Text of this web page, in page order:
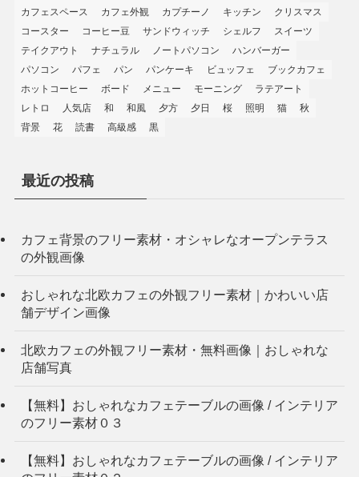
カフェスペース カフェ外観 カプチーノ キッチン
クリスマス
コースター
コーヒー豆 サンドウィッチ シェルフ
スイーツ
テイクアウト
ナチュラル ノートパソコン
ハンバーガー
パソコン
パフェ パン パンケーキ ビュッフェ
ブックカフェ
ホットコーヒー
ボード メニュー モーニング
ラテアート
レトロ
人気店 和 和風 夕方 夕日 桜 照明 猫
秋
背景
花 読書 高級感 黒
最近の投稿
カフェ背景のフリー素材・オシャレなオープンテラス
の外観画像
おしゃれな北欧カフェの外観フリー素材｜かわいい店
舗デザイン画像
北欧カフェの外観フリー素材・無料画像｜おしゃれな
店舗写真
【無料】おしゃれなカフェテーブルの画像 / インテリア
のフリー素材０３
【無料】おしゃれなカフェテーブルの画像 / インテリア